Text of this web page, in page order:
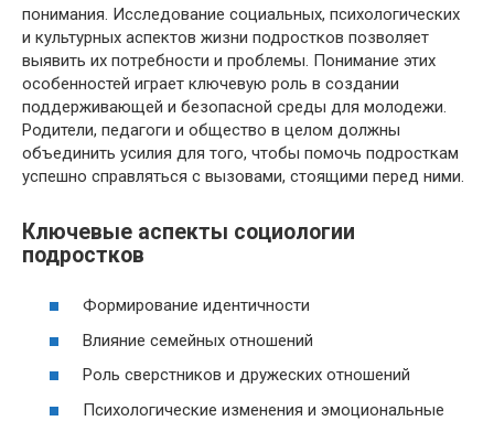
понимания. Исследование социальных, психологических
и культурных аспектов жизни подростков позволяет
выявить их потребности и проблемы. Понимание этих
особенностей играет ключевую роль в создании
поддерживающей и безопасной среды для молодежи.
Родители, педагоги и общество в целом должны
объединить усилия для того, чтобы помочь подросткам
успешно справляться с вызовами, стоящими перед ними.
Ключевые аспекты социологии
подростков
Формирование идентичности
Влияние семейных отношений
Роль сверстников и дружеских отношений
Психологические изменения и эмоциональные